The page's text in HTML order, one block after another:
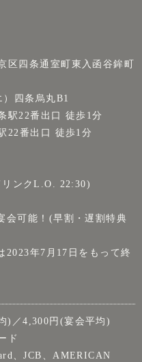
区四条通室町東入函谷鉾町
四条烏丸B1
駅22番出口 徒歩1分
22番出口 徒歩1分
ンクL.O. 22:30)
会可能！(早割・遅割特典
2023年7月17日をもって終
)／4,300円(宴会平均)
ド
、JCB、AMERICAN